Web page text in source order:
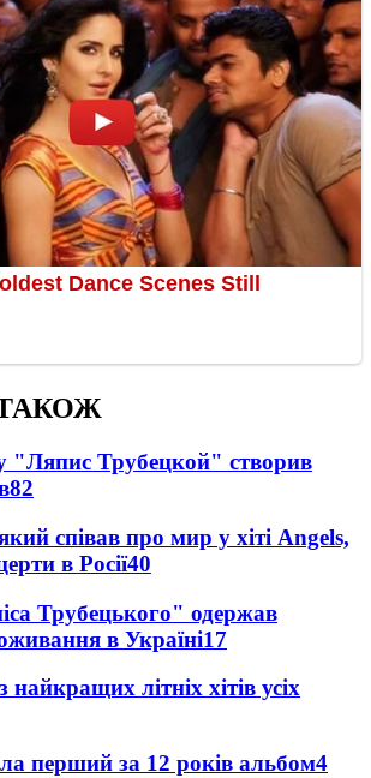
"Ляпис Трубецкой" створив
82
співав про мир у хіті Angels,
в Росії40
Трубецького" одержав
в Україні17
найкращих літніх хітів усіх
перший за 12 років альбом4